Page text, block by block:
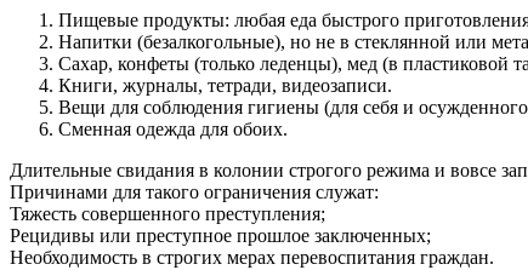
Пищевые продукты: любая еда быстрого
Напитки (безалкогольные), но не в стеклянной или
Сахар, конфеты (только леденцы), мед (в пластиковой
Книги, журналы, тетради, видеозаписи.
Вещи для соблюдения гигиены (для себя и
Сменная одежда для обоих.
Длительные свидания в колонии строгого режима и вовсе
Причинами для такого ограничения служат:
Тяжесть совершенного преступления;
Рецидивы или преступное прошлое заключенных;
Необходимость в строгих мерах перевоспитания граждан.